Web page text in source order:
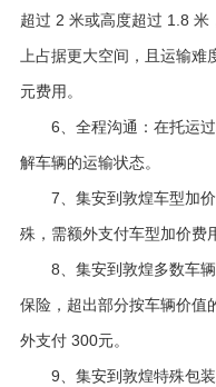
超过 2 米或高度超过 1.8 米
上占据更大空间，且运输难
元费用。
6、全程沟通：在托运
解车辆的运输状态。
7、集安到敦煌车型加
殊，需额外支付车型加价费
8、集安到敦煌多数车
保险，超出部分按车辆价值
外支付 300元。
9、集安到敦煌特殊包